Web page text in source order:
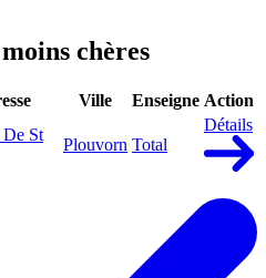
chères
Ville Enseigne Action
De St
Plouvorn Total
Détails